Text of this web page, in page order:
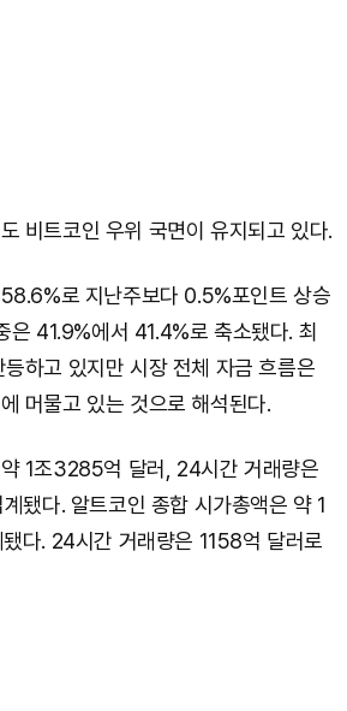
비트코인 우위 국면이 유지되고 있다.
로 지난주보다 0.5%포인트 상승
은 41.9%에서 41.4%로 축소됐다. 최
하고 있지만 시장 전체 자금 흐름은
머물고 있는 것으로 해석된다.
1조3285억 달러, 24시간 거래량은
됐다. 알트코인 종합 시가총액은 약 1
다. 24시간 거래량은 1158억 달러로